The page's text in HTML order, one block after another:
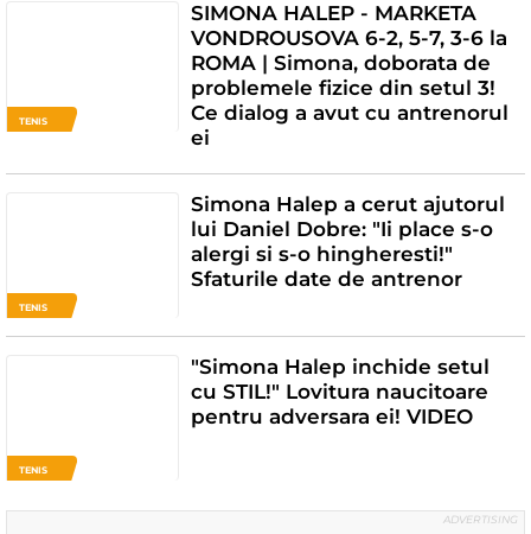
TENIS
SIMONA HALEP - MARKETA
VONDROUSOVA 6-2, 5-7, 3-6 la
ROMA | Simona, doborata de
problemele fizice din setul 3!
Ce dialog a avut cu antrenorul
ei
TENIS
Simona Halep a cerut ajutorul
lui Daniel Dobre: "Ii place s-o
alergi si s-o hingheresti!"
Sfaturile date de antrenor
TENIS
"Simona Halep inchide setul
cu STIL!" Lovitura naucitoare
pentru adversara ei! VIDEO